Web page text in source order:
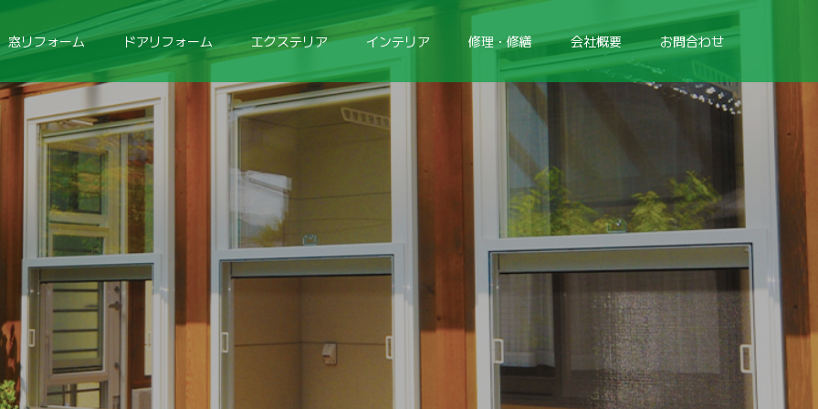
窓リフォーム ドアリフォーム エクステリア インテリア 修理・修繕 会社概要 お問合わせ